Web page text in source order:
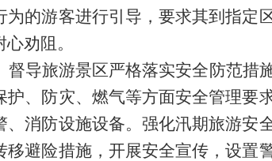
的游客进行引导，要求其到指定
劝阻。
督导旅游景区严格落实安全防范措
、防灾、燃气等方面安全管理要
消防设施设备。强化汛期旅游安
避险措施，开展安全宣传，设置